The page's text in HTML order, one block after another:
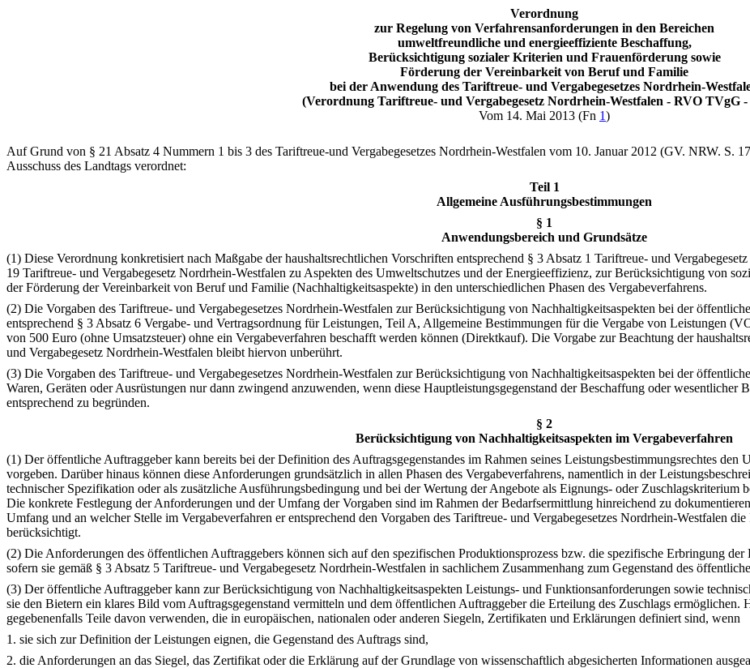
Verordnung
zur Regelung von Verfahrensanforderungen in den Bereichen
umweltfreundliche und energieeffiziente Beschaffung,
Berücksichtigung sozialer Kriterien und Frauenförderung sowie
Förderung der Vereinbarkeit von Beruf und Familie
bei der Anwendung des Tariftreue- und Vergabegesetzes Nordrhein-
(Verordnung Tariftreue- und Vergabegesetz Nordrhein-Westfalen - RVO TVgG
Vom 14. Mai 2013 (Fn 1)
Auf Grund von § 21 Absatz 4 Nummern 1 bis 3 des Tariftreue-und Vergabegesetzes Nordrhein-Westfalen vom 10. Januar 2012 (GV. NRW. S.
Ausschuss des Landtags verordnet:
Teil 1
Allgemeine Ausführungsbestimmungen
§ 1
Anwendungsbereich und Grundsätze
(1) Diese Verordnung konkretisiert nach Maßgabe der haushaltsrechtlichen Vorschriften entsprechend § 3 Absatz 1 Tariftreue- und
19 Tariftreue- und Vergabegesetz Nordrhein-Westfalen zu Aspekten des Umweltschutzes und der Energieeffizienz, zur Berücksichtigung von
der Förderung der Vereinbarkeit von Beruf und Familie (Nachhaltigkeitsaspekte) in den unterschiedlichen Phasen des Vergabeverfahrens.
(2) Die Vorgaben des Tariftreue- und Vergabegesetzes Nordrhein-Westfalen zur Berücksichtigung von Nachhaltigkeitsaspekten bei der
entsprechend § 3 Absatz 6 Vergabe- und Vertragsordnung für Leistungen, Teil A, Allgemeine Bestimmungen für die Vergabe von Leistungen
von 500 Euro (ohne Umsatzsteuer) ohne ein Vergabeverfahren beschafft werden können (Direktkauf). Die Vorgabe zur Beachtung der
und Vergabegesetz Nordrhein-Westfalen bleibt hiervon unberührt.
(3) Die Vorgaben des Tariftreue- und Vergabegesetzes Nordrhein-Westfalen zur Berücksichtigung von Nachhaltigkeitsaspekten bei der
Waren, Geräten oder Ausrüstungen nur dann zwingend anzuwenden, wenn diese Hauptleistungsgegenstand der Beschaffung oder wesentlicher
entsprechend zu begründen.
§ 2
Berücksichtigung von Nachhaltigkeitsaspekten im Vergabeverfahren
(1) Der öffentliche Auftraggeber kann bereits bei der Definition des Auftragsgegenstandes im Rahmen seines Leistungsbestimmungsrechtes
vorgeben. Darüber hinaus können diese Anforderungen grundsätzlich in allen Phasen des Vergabeverfahrens, namentlich in der
technischer Spezifikation oder als zusätzliche Ausführungsbedingung und bei der Wertung der Angebote als Eignungs- oder Zuschlagskriterium
Die konkrete Festlegung der Anforderungen und der Umfang der Vorgaben sind im Rahmen der Bedarfsermittlung hinreichend zu
Umfang und an welcher Stelle im Vergabeverfahren er entsprechend den Vorgaben des Tariftreue- und Vergabegesetzes Nordrhein-Westfalen
berücksichtigt.
(2) Die Anforderungen des öffentlichen Auftraggebers können sich auf den spezifischen Produktionsprozess bzw. die spezifische Erbringung
sofern sie gemäß § 3 Absatz 5 Tariftreue- und Vergabegesetz Nordrhein-Westfalen in sachlichem Zusammenhang zum Gegenstand des
(3) Der öffentliche Auftraggeber kann zur Berücksichtigung von Nachhaltigkeitsaspekten Leistungs- und Funktionsanforderungen sowie
sie den Bietern ein klares Bild vom Auftragsgegenstand vermitteln und dem öffentlichen Auftraggeber die Erteilung des Zuschlags
gegebenenfalls Teile davon verwenden, die in europäischen, nationalen oder anderen Siegeln, Zertifikaten und Erklärungen definiert sind, wenn
1. sie sich zur Definition der Leistungen eignen, die Gegenstand des Auftrags sind,
2. die Anforderungen an das Siegel, das Zertifikat oder die Erklärung auf der Grundlage von wissenschaftlich abgesicherten Informationen